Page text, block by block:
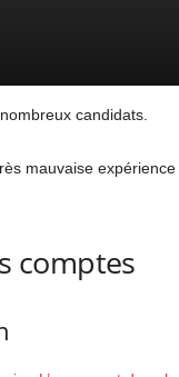
candidats.
mauvaise
comptes